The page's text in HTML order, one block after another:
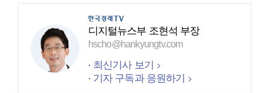
디지털뉴스부 조현석 부장
hscho@hankyungtv.com
최신기사 보기
기자 구독과 응원하기